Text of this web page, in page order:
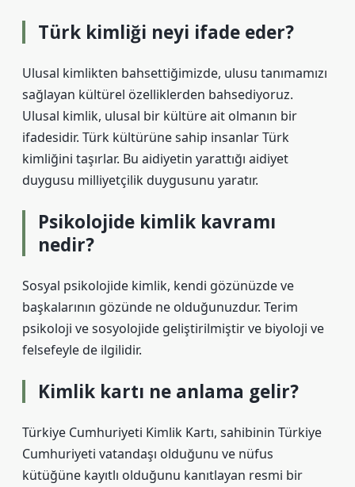
Türk kimliği neyi ifade eder?
Ulusal kimlikten bahsettiğimizde, ulusu tanımamızı
sağlayan kültürel özelliklerden bahsediyoruz.
Ulusal kimlik, ulusal bir kültüre ait olmanın bir
ifadesidir. Türk kültürüne sahip insanlar Türk
kimliğini taşırlar. Bu aidiyetin yarattığı aidiyet
duygusu milliyetçilik duygusunu yaratır.
Psikolojide kimlik kavramı
nedir?
Sosyal psikolojide kimlik, kendi gözünüzde ve
başkalarının gözünde ne olduğunuzdur. Terim
psikoloji ve sosyolojide geliştirilmiştir ve biyoloji ve
felsefeyle de ilgilidir.
Kimlik kartı ne anlama gelir?
Türkiye Cumhuriyeti Kimlik Kartı, sahibinin Türkiye
Cumhuriyeti vatandaşı olduğunu ve nüfus
kütüğüne kayıtlı olduğunu kanıtlayan resmi bir